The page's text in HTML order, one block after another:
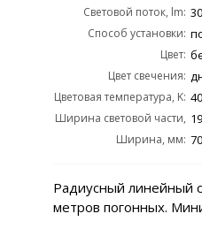
Световой поток, lm:
Способ установки:
Цвет:
Цвет свечения:
Цветовая температура, K:
Ширина световой части,
мм:
Ширина, мм: 70
Радиусный линейный
метров погонных.